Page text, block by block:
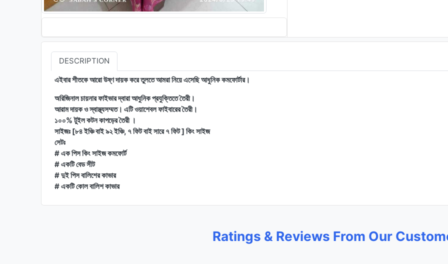
DESCRIPTION
এইবার শীতকে আরো উষ্ণ দায়ক করে তুলতে আমরা নিয়ে এসেছি আধুনিক কমফোর্টার।
অরিজিনাল চায়নার ফাইভার দ্বারা আধুনিক প্রযুক্তিতে তৈরী।
আরাম দায়ক ও স্বাস্থ্যসম্মত। এটি ওয়াশেবল ফাইবারের তৈরী।
১০০% টুইল কটন কাপড়ের তৈরী ।
সাইজঃ [৮৪ ইঞ্চি বাই ৯২ ইঞ্চি, ৭ ফিট বাই সারে ৭ ফিট ] কিং সাইজ
সেটঃ
# এক পিস কিং সাইজ কমফোর্ট
# একটি বেড সীট
# দুই পিস বালিশের কাভার
# একটি কোল বালিশ কাভার
Ratings & Reviews From Our